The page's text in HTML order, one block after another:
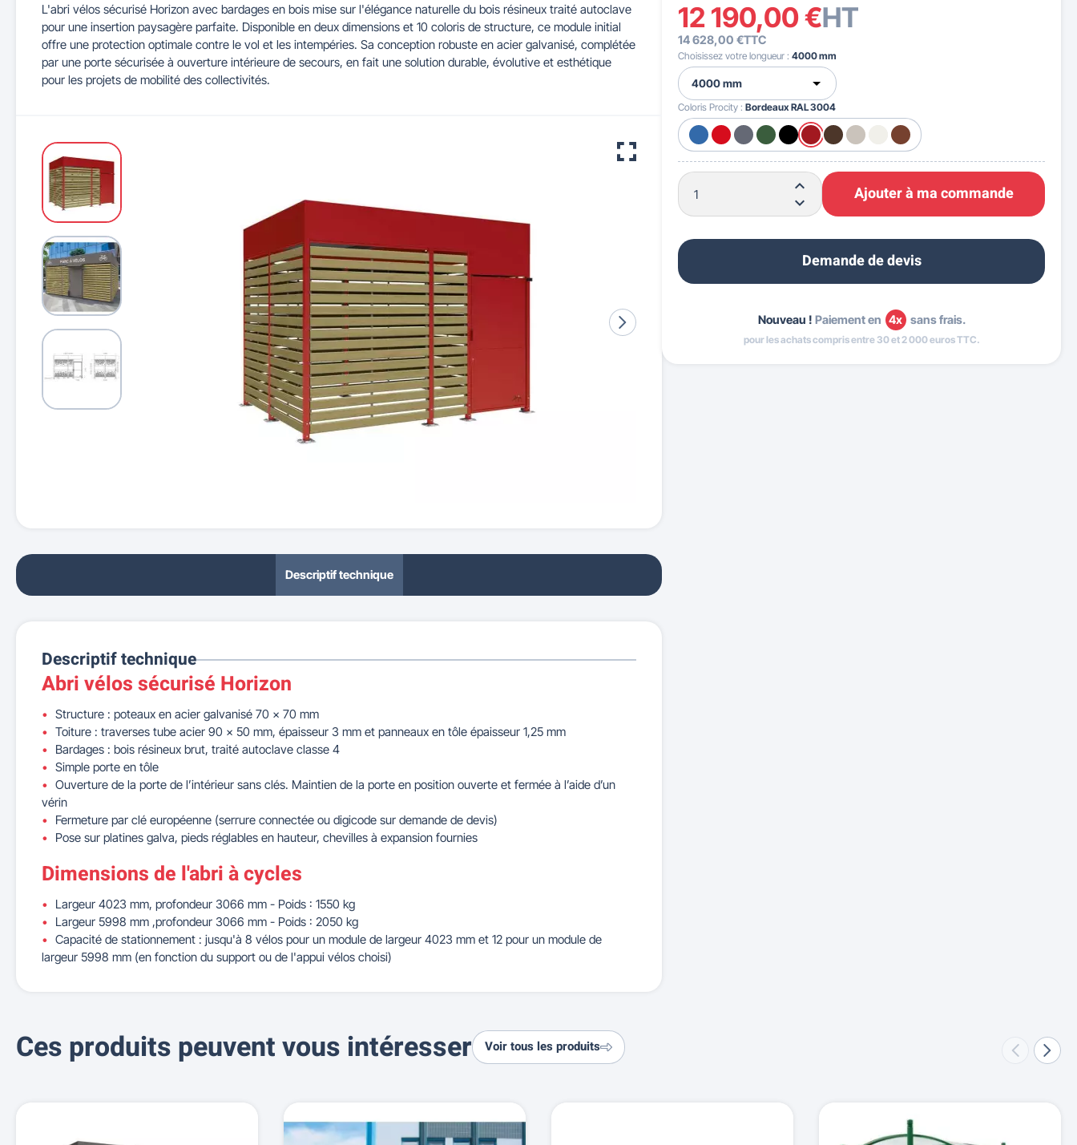
Cendriers urbains
Maitrise d'accès et parking Barrières de ville Accessibilité PMR
Séparateurs de voie Industrie & Travaux Publics
Illuminations de Noël
Mobilier de bureau
Tableaux d'école Mobilier pour crèches & maternelles
12 190,00 €HT
14 628,00 €TTC
Choisissez votre longueur :4000 mm
Coloris Procity :Bordeaux RAL 3004
Ajouter à ma commande
Demande de devis
Nouveau ! Paiement en 4x sans frais.
pour les achats compris entre 30 et 2 000 euros TTC.
L'abri vélos sécurisé Horizon avec bardages en bois mise sur l'élégance naturelle du bois résineux traité autoclave
pour une insertion paysagère parfaite. Disponible en deux dimensions et 10 coloris de structure, ce module initial
offre une protection optimale contre le vol et les intempéries. Sa conception robuste en acier galvanisé, complétée
par une porte sécurisée à ouverture intérieure de secours, en fait une solution durable, évolutive et esthétique
pour les projets de mobilité des collectivités.
Descriptif technique
Descriptif technique
Abri vélos sécurisé Horizon
Structure : poteaux en acier galvanisé 70 x 70 mm
Toiture : traverses tube acier 90 x 50 mm, épaisseur 3 mm et panneaux en tôle épaisseur 1,25 mm
Bardages : bois résineux brut, traité autoclave classe 4
Simple porte en tôle
Ouverture de la porte de l’intérieur sans clés. Maintien de la porte en position ouverte et fermée à l’aide d’un
vérin
Fermeture par clé européenne (serrure connectée ou digicode sur demande de devis)
Pose sur platines galva, pieds réglables en hauteur, chevilles à expansion fournies
Dimensions de l'abri à cycles
Largeur 4023 mm, profondeur 3066 mm - Poids : 1550 kg
Largeur 5998 mm ,profondeur 3066 mm - Poids : 2050 kg
Capacité de stationnement : jusqu'à 8 vélos pour un module de largeur 4023 mm et 12 pour un module de
largeur 5998 mm (en fonction du support ou de l'appui vélos choisi)
Ces produits peuvent vous intéresser Voir tous les produits